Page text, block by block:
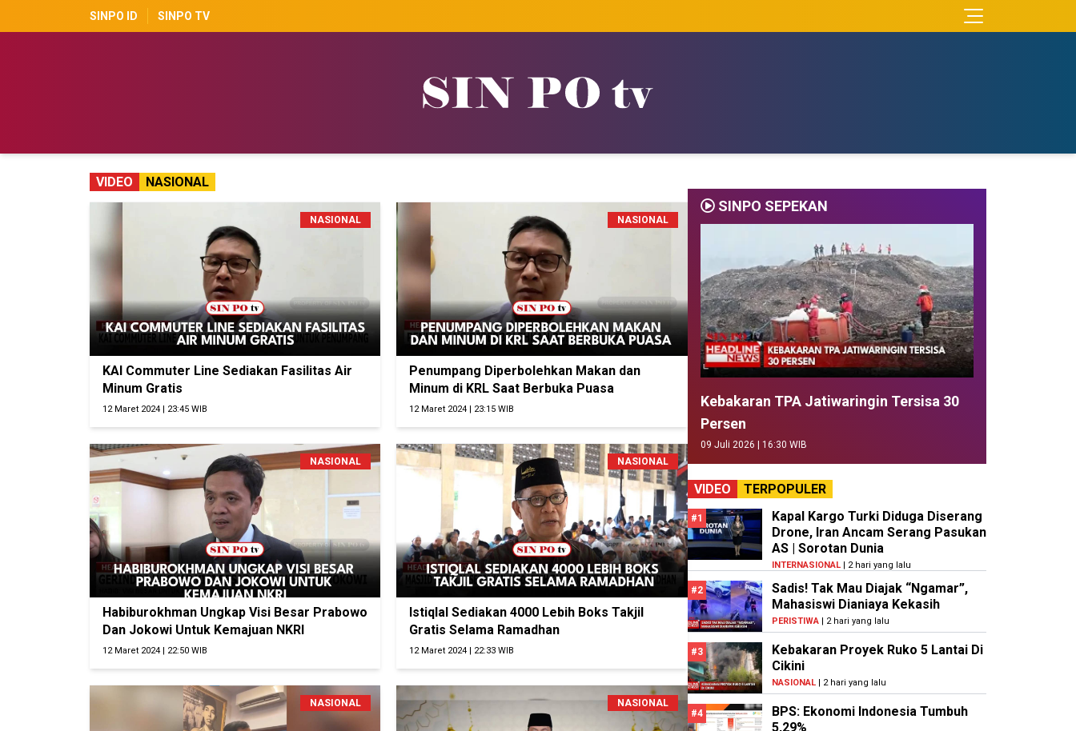
SINPO ID SINPO TV
VIDEO NASIONAL
NASIONAL
KAI Commuter Line Sediakan Fasilitas Air
Minum Gratis
12 Maret 2024 | 23:45 WIB
NASIONAL
Penumpang Diperbolehkan Makan dan
Minum di KRL Saat Berbuka Puasa
12 Maret 2024 | 23:15 WIB
NASIONAL
Habiburokhman Ungkap Visi Besar Prabowo
Dan Jokowi Untuk Kemajuan NKRI
12 Maret 2024 | 22:50 WIB
NASIONAL
Istiqlal Sediakan 4000 Lebih Boks Takjil
Gratis Selama Ramadhan
12 Maret 2024 | 22:33 WIB
NASIONAL NASIONAL
SINPO SEPEKAN
Kebakaran TPA Jatiwaringin Tersisa 30
Persen
09 Juli 2026 | 16:30 WIB
VIDEO TERPOPULER
#1
Kapal Kargo Turki Diduga Diserang
Drone, Iran Ancam Serang Pasukan
AS | Sorotan Dunia
INTERNASIONAL| 2 hari yang lalu
#2
Sadis! Tak Mau Diajak “Ngamar”,
Mahasiswi Dianiaya Kekasih
PERISTIWA| 2 hari yang lalu
#3
Kebakaran Proyek Ruko 5 Lantai Di
Cikini
NASIONAL| 2 hari yang lalu
#4
BPS: Ekonomi Indonesia Tumbuh
5,29%